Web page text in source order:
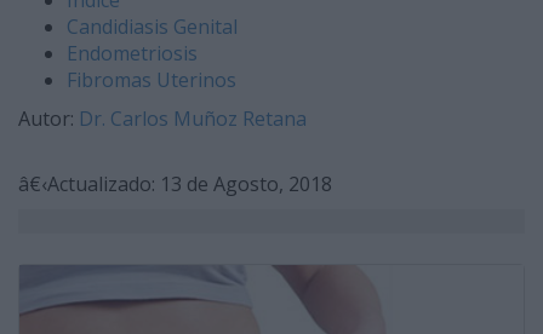
Candidiasis Genital
Endometriosis
Fibromas Uterinos
Autor: Dr. Carlos Muñoz Retana
â€‹Actualizado: 13 de Agosto, 2018